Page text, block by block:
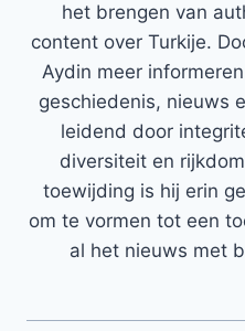
het brengen van
content over Turkije.
Aydin meer
geschiedenis, nieuws
leidend door
diversiteit en
toewijding is hij erin
om te vormen tot een
al het nieuws met